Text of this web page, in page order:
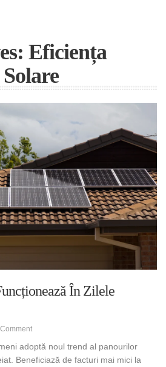
Eficiența
În Zilele
adoptă noul trend al panourilor
Beneficiază de facturi mai mici la